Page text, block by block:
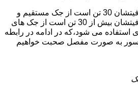
برای آسانسورهایی که ظرفیتشان 30 تن است از جک مستقیم و
برای آسانسورهایی که ظرفیتشان بیش از 30 تن است از جک های
استفاده می شود،که در ادامه در رابطه
به صورت مفصل صحبت خواهیم